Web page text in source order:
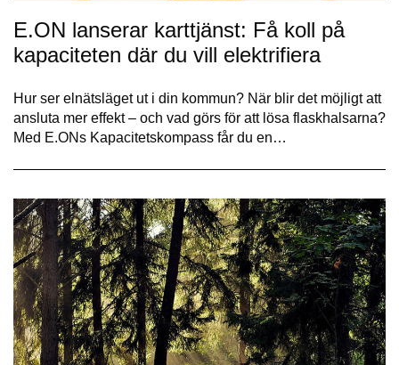
E.ON lanserar karttjänst: Få koll på
kapaciteten där du vill elektrifiera
Hur ser elnätsläget ut i din kommun? När blir det möjligt att
ansluta mer effekt – och vad görs för att lösa flaskhalsarna?
Med E.ONs Kapacitetskompass får du en…